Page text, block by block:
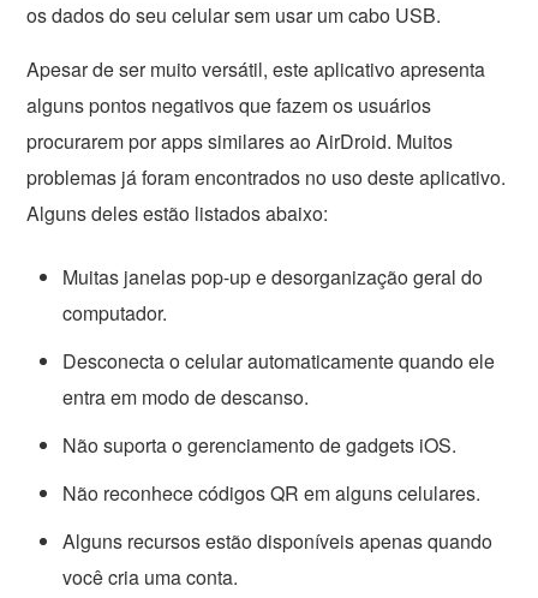
os dados do seu celular sem usar um cabo USB.
Apesar de ser muito versátil, este aplicativo apresenta
alguns pontos negativos que fazem os usuários
procurarem por apps similares ao AirDroid. Muitos
problemas já foram encontrados no uso deste aplicativo.
Alguns deles estão listados abaixo:
Muitas janelas pop-up e desorganização geral do
computador.
Desconecta o celular automaticamente quando ele
entra em modo de descanso.
Não suporta o gerenciamento de gadgets iOS.
Não reconhece códigos QR em alguns celulares.
Alguns recursos estão disponíveis apenas quando
você cria uma conta.